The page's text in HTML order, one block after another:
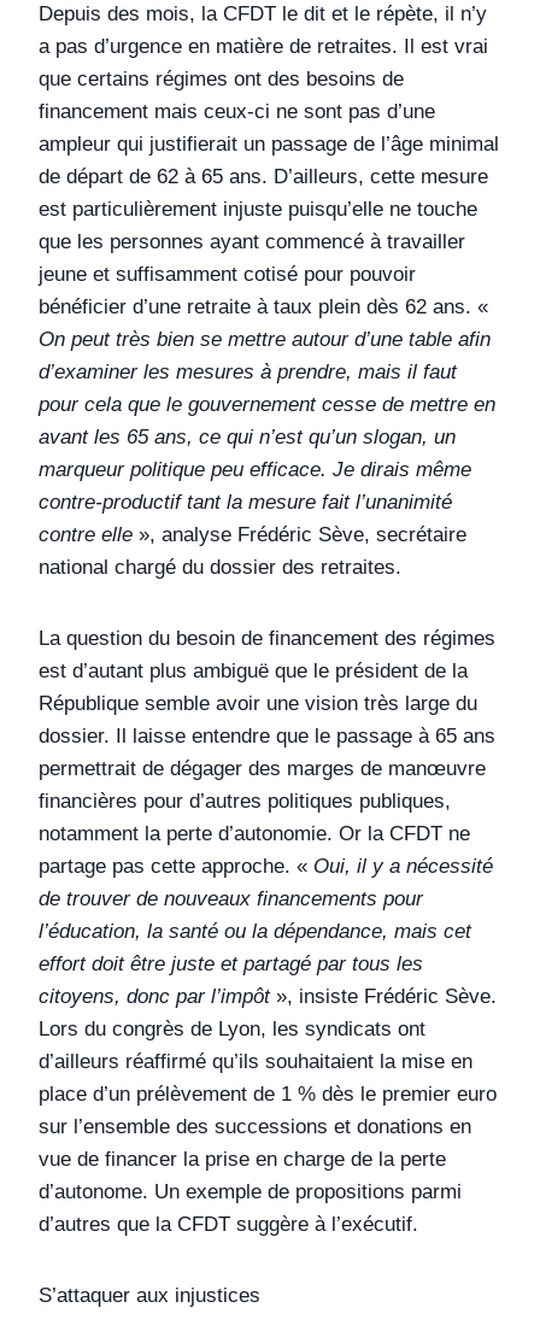
Depuis des mois, la CFDT le dit et le répète, il n’y
a pas d’urgence en matière de retraites. Il est vrai
que certains régimes ont des besoins de
financement mais ceux-ci ne sont pas d’une
ampleur qui justifierait un passage de l’âge minimal
de départ de 62 à 65 ans. D’ailleurs, cette mesure
est particulièrement injuste puisqu’elle ne touche
que les personnes ayant commencé à travailler
jeune et suffisamment cotisé pour pouvoir
bénéficier d’une retraite à taux plein dès 62 ans. «
On peut très bien se mettre autour d’une table afin
d’examiner les mesures à prendre, mais il faut
pour cela que le gouvernement cesse de mettre en
avant les 65 ans, ce qui n’est qu’un slogan, un
marqueur politique peu efficace. Je dirais même
contre-productif tant la mesure fait l’unanimité
contre elle », analyse Frédéric Sève, secrétaire
national chargé du dossier des retraites.
La question du besoin de financement des régimes
est d’autant plus ambiguë que le président de la
République semble avoir une vision très large du
dossier. Il laisse entendre que le passage à 65 ans
permettrait de dégager des marges de manœuvre
financières pour d’autres politiques publiques,
notamment la perte d’autonomie. Or la CFDT ne
partage pas cette approche. « Oui, il y a nécessité
de trouver de nouveaux financements pour
l’éducation, la santé ou la dépendance, mais cet
effort doit être juste et partagé par tous les
citoyens, donc par l’impôt», insiste Frédéric Sève.
Lors du congrès de Lyon, les syndicats ont
d’ailleurs réaffirmé qu’ils souhaitaient la mise en
place d’un prélèvement de 1 % dès le premier euro
sur l’ensemble des successions et donations en
vue de financer la prise en charge de la perte
d’autonome. Un exemple de propositions parmi
d’autres que la CFDT suggère à l’exécutif.
S’attaquer aux injustices